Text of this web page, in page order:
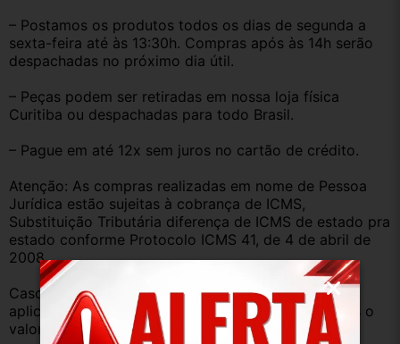
– Postamos os produtos todos os dias de segunda a
sexta-feira até às 13:30h. Compras após às 14h serão
despachadas no próximo dia útil.
– Peças podem ser retiradas em nossa loja física
Curitiba ou despachadas para todo Brasil.
– Pague em até 12x sem juros no cartão de crédito.
Atenção: As compras realizadas em nome de Pessoa
Jurídica estão sujeitas à cobrança de ICMS,
Substituição Tributária diferença de ICMS de estado pra
estado conforme Protocolo ICMS 41, de 4 de abril de
2008.
Caso você tenha dúvidas sobre o percentual a ser
aplicado, nos consulte através do campo perguntas o
valor que será acrescentado.